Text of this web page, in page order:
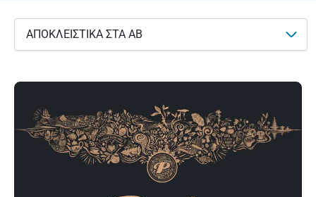
ΑΠΟΚΛΕΙΣΤΙΚΑ ΣΤΑ ΑΒ